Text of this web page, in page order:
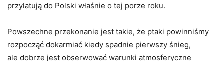
przylatują do Polski właśnie o tej porze roku.
Powszechne przekonanie jest takie, że ptaki powinniśmy
rozpocząć dokarmiać kiedy spadnie pierwszy śnieg,
ale dobrze jest obserwować warunki atmosferyczne